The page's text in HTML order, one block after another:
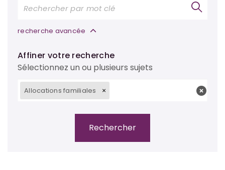
recherche avancée
Affiner votre recherche
Sélectionnez un ou plusieurs sujets
Allocations familiales